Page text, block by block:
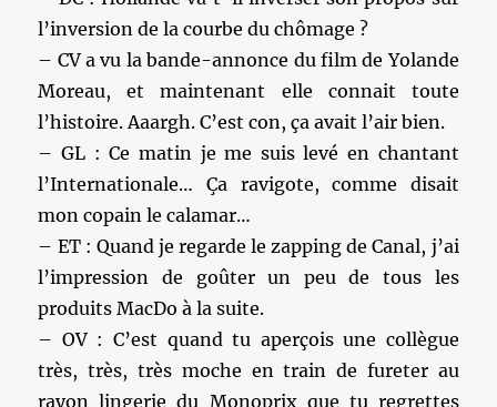
l’inversion de la courbe du chômage ?
– CV a vu la bande-annonce du film de Yolande
Moreau, et maintenant elle connait toute
l’histoire. Aaargh. C’est con, ça avait l’air bien.
– GL : Ce matin je me suis levé en chantant
l’Internationale… Ça ravigote, comme disait
mon copain le calamar…
– ET : Quand je regarde le zapping de Canal, j’ai
l’impression de goûter un peu de tous les
produits MacDo à la suite.
– OV : C’est quand tu aperçois une collègue
très, très, très moche en train de fureter au
rayon lingerie du Monoprix que tu regrettes